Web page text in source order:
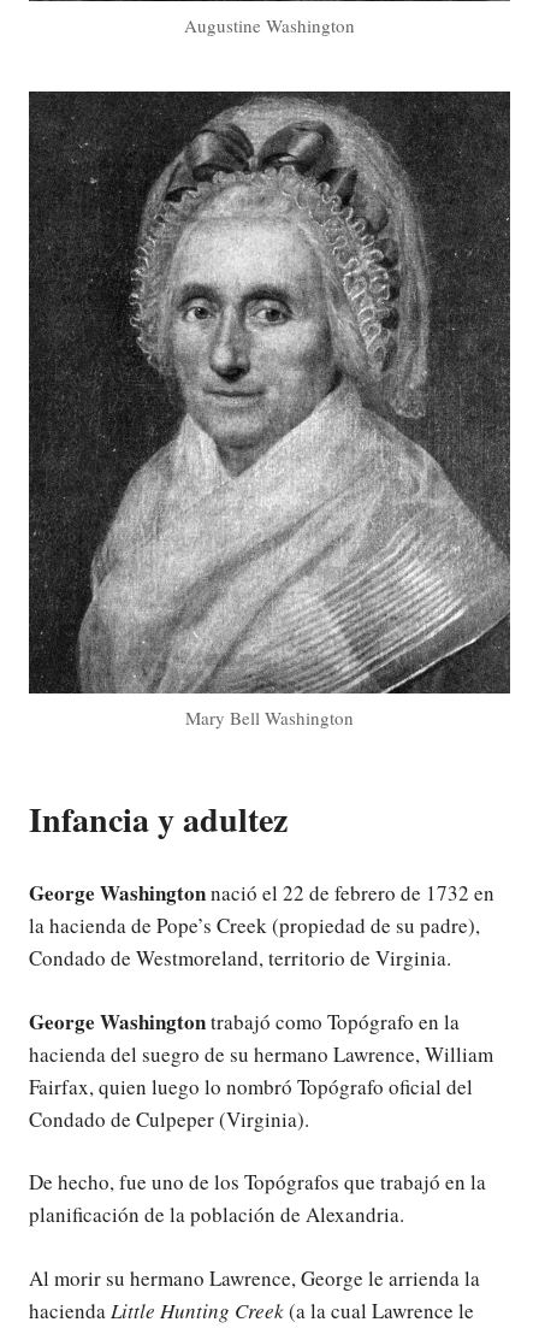
Augustine Washington
Mary Bell Washington
Infancia y adultez
George Washingtonnació el 22 de febrero de 1732 en
la hacienda de Pope’s Creek (propiedad de su padre),
Condado de Westmoreland, territorio de Virginia.
George Washingtontrabajó como Topógrafo en la
hacienda del suegro de su hermano Lawrence, William
Fairfax, quien luego lo nombró Topógrafo oficial del
Condado de Culpeper (Virginia).
De hecho, fue uno de los Topógrafos que trabajó en la
planificación de la población de Alexandria.
Al morir su hermano Lawrence, George le arrienda la
haciendaLittle Hunting Creek(a la cual Lawrence le